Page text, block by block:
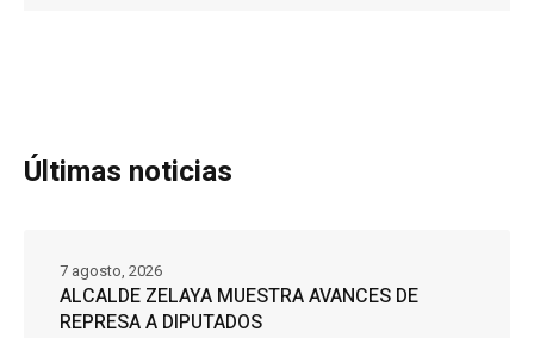
Últimas noticias
ALCALDE ZELAYA MUESTRA AVANCES DE
REPRESA A DIPUTADOS
7 agosto, 2026